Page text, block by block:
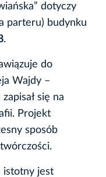
dotyczy
parteru) budynku
.
do
Wajdy –
się na
Projekt
sposób
istotny jest